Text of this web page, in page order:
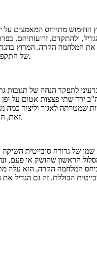
החימוש מתייחס המאמצים על
ולהתקדם, זרועותיהם.
את המלחמה הקרה. המרוץ
של התקפות ואיומים גרעיניים בין שתי המדינות.
לתפקד הנחה של תגובות
שמטרתה לאגור וליצור כמה
זאת, הוביל להבנה להשמדה הדדית מובטחת.
הראשון שהושק אי פעם,
המלחמה הקרה, הוא עלה
הכוללת. זה גם הגדיל